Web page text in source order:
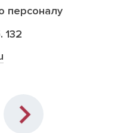
персоналу
132